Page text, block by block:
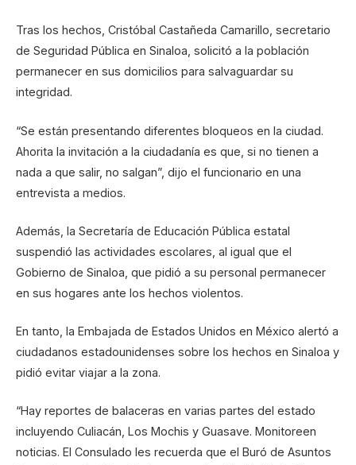
Tras los hechos, Cristóbal Castañeda Camarillo, secretario
de Seguridad Pública en Sinaloa, solicitó a la población
permanecer en sus domicilios para salvaguardar su
integridad.
“Se están presentando diferentes bloqueos en la ciudad.
Ahorita la invitación a la ciudadanía es que, si no tienen a
nada a que salir, no salgan”, dijo el funcionario en una
entrevista a medios.
Además, la Secretaría de Educación Pública estatal
suspendió las actividades escolares, al igual que el
Gobierno de Sinaloa, que pidió a su personal permanecer
en sus hogares ante los hechos violentos.
En tanto, la Embajada de Estados Unidos en México alertó a
ciudadanos estadounidenses sobre los hechos en Sinaloa y
pidió evitar viajar a la zona.
“Hay reportes de balaceras en varias partes del estado
incluyendo Culiacán, Los Mochis y Guasave. Monitoreen
noticias. El Consulado les recuerda que el Buró de Asuntos